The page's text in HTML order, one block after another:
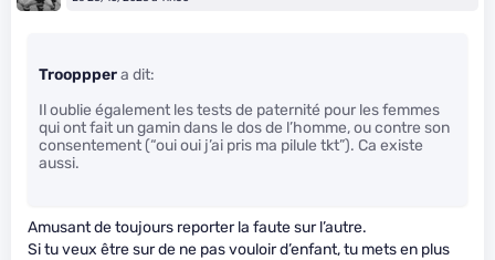
Troopppera dit:
Il oublie également les tests de paternité pour les femmes
qui ont fait un gamin dans le dos de l’homme, ou contre son
consentement (“oui oui j’ai pris ma pilule tkt”). Ca existe
aussi.
Amusant de toujours reporter la faute sur l’autre.
Si tu veux être sur de ne pas vouloir d’enfant, tu mets en plus